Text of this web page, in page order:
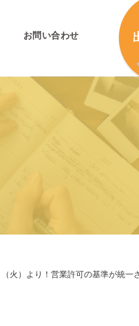
お問い合わせ
火）より！営業許可の基準が統一